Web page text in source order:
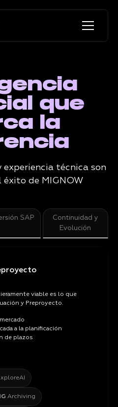
que
la
técnica son
éxito de MIGNOW
SAP
Continuidad y
Evolución
viable es lo que
y Preproyecto.
a la planificación
de plazos
Archiving